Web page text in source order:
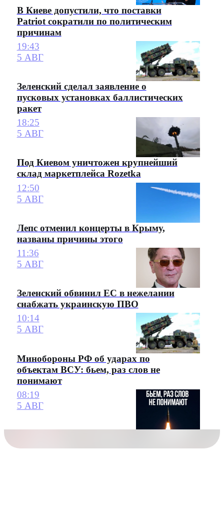
В Киеве допустили, что поставки
Patriot сократили по политическим
причинам
19:43
5 АВГ
Зеленский сделал заявление о
пусковых установках баллистических
ракет
18:25
5 АВГ
Под Киевом уничтожен крупнейший
склад маркетплейса Rozetka
12:50
5 АВГ
Лепс отменил концерты в Крыму,
названы причины этого
11:36
5 АВГ
Зеленский обвинил ЕС в нежелании
снабжать украинскую ПВО
10:14
5 АВГ
Минобороны РФ об ударах по
объектам ВСУ: бьем, раз слов не
понимают
08:19
5 АВГ